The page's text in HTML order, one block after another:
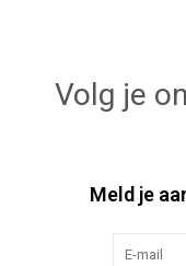
Volg je
Meld je